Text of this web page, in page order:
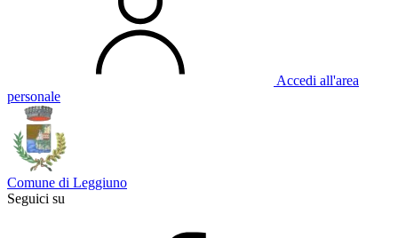
Accedi all'area
personale
Comune di Leggiuno
Seguici su